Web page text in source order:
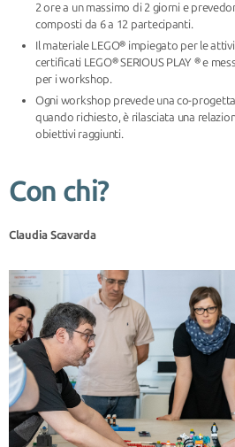
2 ore a un massimo di 2 giorni e
composti da 6 a 12 partecipanti.
Il materiale LEGO® impiegato per le
certificati LEGO® SERIOUS PLAY ® e
per i workshop.
Ogni workshop prevede una co-
quando richiesto, è rilasciata una
obiettivi raggiunti.
Con chi?
Claudia Scavarda